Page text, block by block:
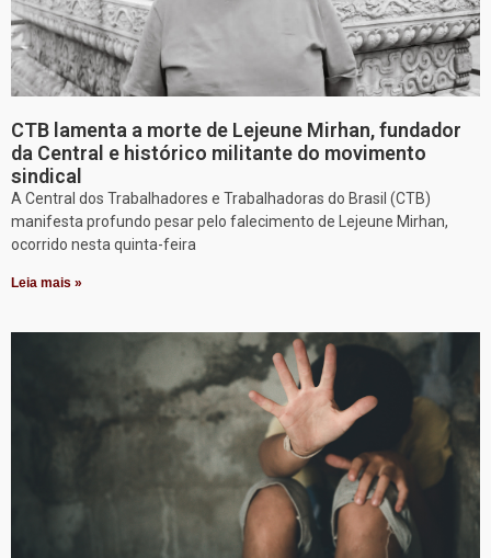
CTB lamenta a morte de Lejeune Mirhan, fundador
da Central e histórico militante do movimento
sindical
A Central dos Trabalhadores e Trabalhadoras do Brasil (CTB)
manifesta profundo pesar pelo falecimento de Lejeune Mirhan,
ocorrido nesta quinta-feira
Leia mais »